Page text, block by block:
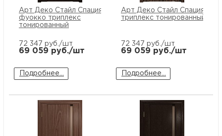
Арт Деко Стайл Спация-1
фуокко триплекс
тонированный
72 347 руб./шт
69 059 руб./шт
Подробнее...
Арт Деко Стайл Спация-1
триплекс тонированный
72 347 руб./шт
69 059 руб./шт
Подробнее...